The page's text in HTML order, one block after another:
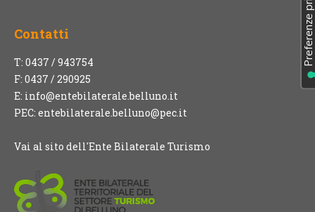
Contatti
T: 0437 / 943754
F: 0437 / 290925
E: info@entebilaterale.belluno.it
PEC: entebilaterale.belluno@pec.it
Vai al sito dell'Ente Bilaterale Turismo